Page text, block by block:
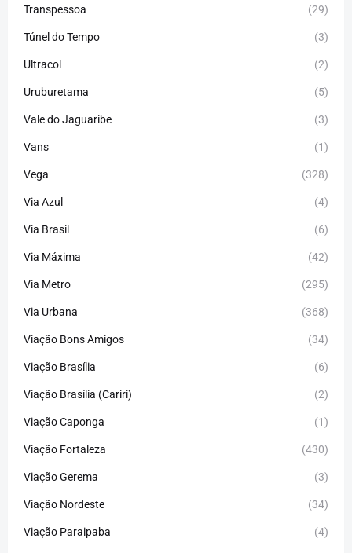
Transpessoa (29)
Túnel do Tempo (3)
Ultracol (2)
Uruburetama (5)
Vale do Jaguaribe (3)
Vans (1)
Vega (328)
Via Azul (4)
Via Brasil (6)
Via Máxima (42)
Via Metro (295)
Via Urbana (368)
Viação Bons Amigos (34)
Viação Brasília (6)
Viação Brasília (Cariri) (2)
Viação Caponga (1)
Viação Fortaleza (430)
Viação Gerema (3)
Viação Nordeste (34)
Viação Paraipaba (4)